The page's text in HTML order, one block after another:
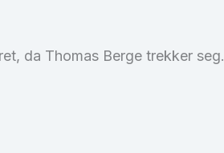
da Thomas Berge trekker seg.